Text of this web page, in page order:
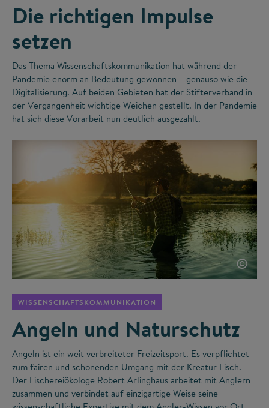
Die richtigen Impulse
setzen
Das Thema Wissenschaftskommunikation hat während der
Pandemie enorm an Bedeutung gewonnen – genauso wie die
Digitalisierung. Auf beiden Gebieten hat der Stifterverband in
der Vergangenheit wichtige Weichen gestellt. In der Pandemie
hat sich diese Vorarbeit nun deutlich ausgezahlt.
©
WISSENSCHAFTSKOMMUNIKATION
Angeln und Naturschutz
Angeln ist ein weit verbreiteter Freizeitsport. Es verpflichtet
zum fairen und schonenden Umgang mit der Kreatur Fisch.
Der Fischereiökologe Robert Arlinghaus arbeitet mit Anglern
zusammen und verbindet auf einzigartige Weise seine